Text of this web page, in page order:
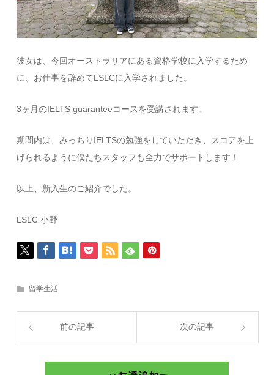
彼女は、今回オーストラリアにある資格学校に入学するため
に、お仕事を辞めてLSLCに入学されました。
3ヶ月のIELTS guaranteeコースを受講されます。
期間内は、みっちりIELTSの勉強をしていただき、スコアを上
げられるように僕たちスタッフも全力でサポートします！
以上、新入生のご紹介でした。
LSLC 小野
留学生活
前の記事 次の記事